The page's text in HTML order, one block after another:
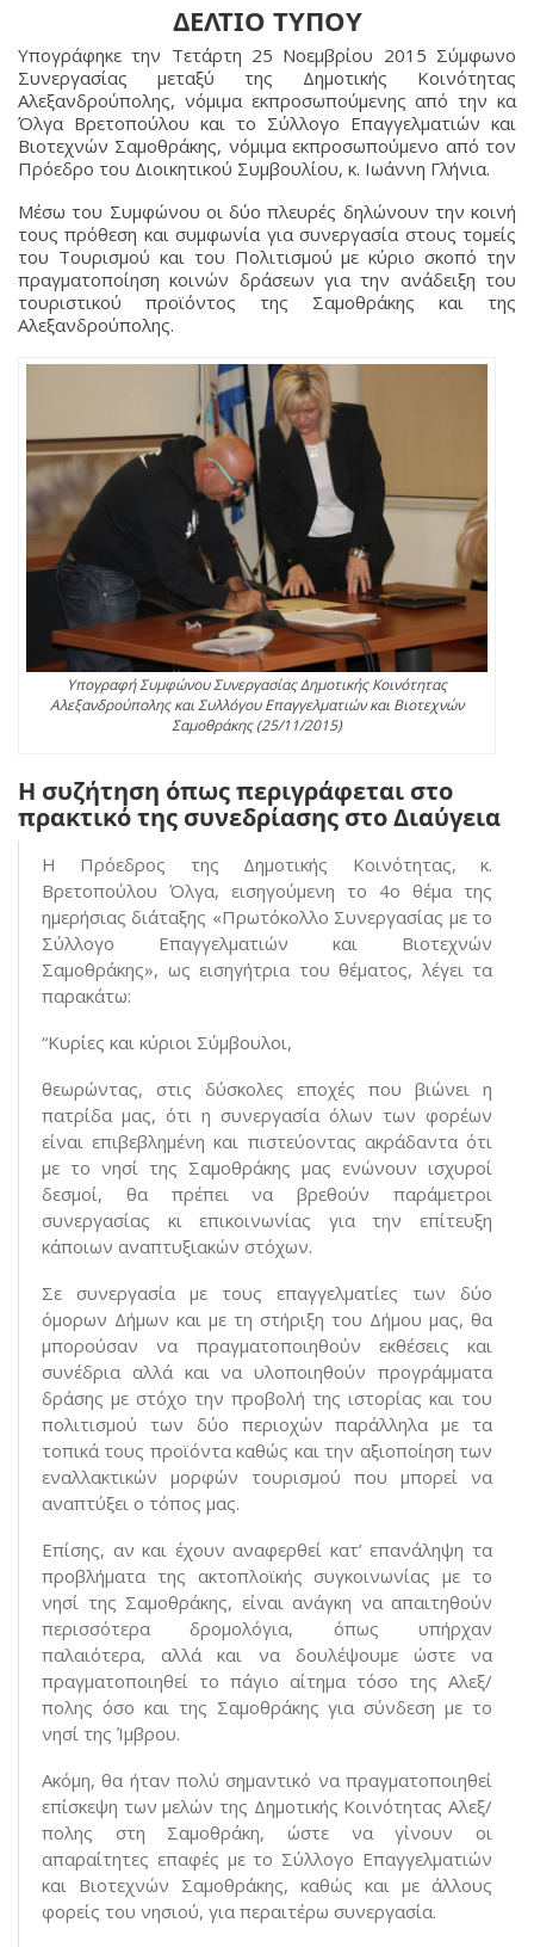
ΔΕΛΤΙΟ ΤΥΠΟΥ
Υπογράφηκε την Τετάρτη 25 Νοεμβρίου 2015 Σύμφωνο
Συνεργασίας μεταξύ της Δημοτικής Κοινότητας
Αλεξανδρούπολης, νόμιμα εκπροσωπούμενης από την κα
Όλγα Βρετοπούλου και το Σύλλογο Επαγγελματιών και
Βιοτεχνών Σαμοθράκης, νόμιμα εκπροσωπούμενο από τον
Πρόεδρο του Διοικητικού Συμβουλίου, κ. Ιωάννη Γλήνια.
Μέσω του Συμφώνου οι δύο πλευρές δηλώνουν την κοινή
τους πρόθεση και συμφωνία για συνεργασία στους τομείς
του Τουρισμού και του Πολιτισμού με κύριο σκοπό την
πραγματοποίηση κοινών δράσεων για την ανάδειξη του
τουριστικού προϊόντος της Σαμοθράκης και της
Αλεξανδρούπολης.
Υπογραφή Συμφώνου Συνεργασίας Δημοτικής Κοινότητας
Αλεξανδρούπολης και Συλλόγου Επαγγελματιών και Βιοτεχνών
Σαμοθράκης (25/11/2015)
Η συζήτηση όπως περιγράφεται στο
πρακτικό της συνεδρίασης στο Διαύγεια
Η Πρόεδρος της Δημοτικής Κοινότητας, κ.
Βρετοπούλου Όλγα, εισηγούμενη το 4ο θέμα της
ημερήσιας διάταξης «Πρωτόκολλο Συνεργασίας με το
Σύλλογο Επαγγελματιών και Βιοτεχνών
Σαμοθράκης», ως εισηγήτρια του θέματος, λέγει τα
παρακάτω:
“Κυρίες και κύριοι Σύμβουλοι,
θεωρώντας, στις δύσκολες εποχές που βιώνει η
πατρίδα μας, ότι η συνεργασία όλων των φορέων
είναι επιβεβλημένη και πιστεύοντας ακράδαντα ότι
με το νησί της Σαμοθράκης μας ενώνουν ισχυροί
δεσμοί, θα πρέπει να βρεθούν παράμετροι
συνεργασίας κι επικοινωνίας για την επίτευξη
κάποιων αναπτυξιακών στόχων.
Σε συνεργασία με τους επαγγελματίες των δύο
όμορων Δήμων και με τη στήριξη του Δήμου μας, θα
μπορούσαν να πραγματοποιηθούν εκθέσεις και
συνέδρια αλλά και να υλοποιηθούν προγράμματα
δράσης με στόχο την προβολή της ιστορίας και του
πολιτισμού των δύο περιοχών παράλληλα με τα
τοπικά τους προϊόντα καθώς και την αξιοποίηση των
εναλλακτικών μορφών τουρισμού που μπορεί να
αναπτύξει ο τόπος μας.
Επίσης, αν και έχουν αναφερθεί κατ’ επανάληψη τα
προβλήματα της ακτοπλοϊκής συγκοινωνίας με το
νησί της Σαμοθράκης, είναι ανάγκη να απαιτηθούν
περισσότερα δρομολόγια, όπως υπήρχαν
παλαιότερα, αλλά και να δουλέψουμε ώστε να
πραγματοποιηθεί το πάγιο αίτημα τόσο της Αλεξ/
πολης όσο και της Σαμοθράκης για σύνδεση με το
νησί της Ίμβρου.
Ακόμη, θα ήταν πολύ σημαντικό να πραγματοποιηθεί
επίσκεψη των μελών της Δημοτικής Κοινότητας Αλεξ/
πολης στη Σαμοθράκη, ώστε να γίνουν οι
απαραίτητες επαφές με το Σύλλογο Επαγγελματιών
και Βιοτεχνών Σαμοθράκης, καθώς και με άλλους
φορείς του νησιού, για περαιτέρω συνεργασία.